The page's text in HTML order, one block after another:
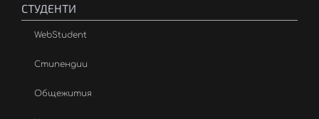
СТУДЕНТИ
WebStudent
Стипендии
Общежития